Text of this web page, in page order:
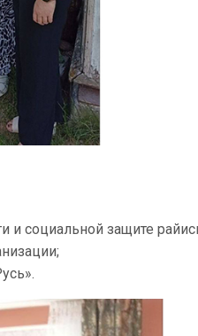
и социальной защите